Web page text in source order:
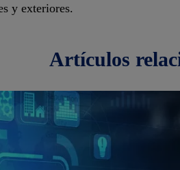
y exteriores.
artículos